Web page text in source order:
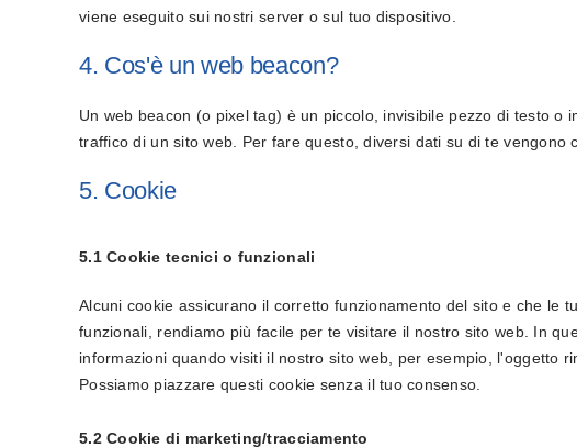
viene eseguito sui nostri server o sul tuo dispositivo.
4. Cos'è un web beacon?
Un web beacon (o pixel tag) è un piccolo, invisibile pezzo di testo o
traffico di un sito web. Per fare questo, diversi dati su di te vengono
5. Cookie
5.1 Cookie tecnici o funzionali
Alcuni cookie assicurano il corretto funzionamento del sito e che le
funzionali, rendiamo più facile per te visitare il nostro sito web. In
informazioni quando visiti il nostro sito web, per esempio, l'oggetto
Possiamo piazzare questi cookie senza il tuo consenso.
5.2 Cookie di marketing/tracciamento